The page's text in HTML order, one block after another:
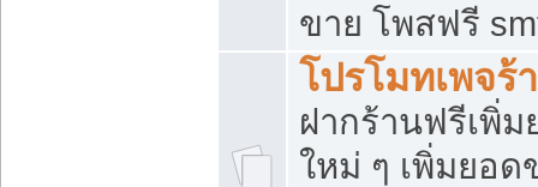
ขาย โพสฟรี
โปรโมทเพจร้
ฝากร้านฟรีเพิ่
ใหม่ ๆ เพิ่มยอด